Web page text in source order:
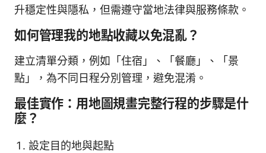
升穩定性與隱私，但需遵守當地法律與服務條款。
如何管理我的地點收藏以免混亂？
建立清單分類，例如「住宿」、「餐廳」、「景
點」，為不同日程分別管理，避免混淆。
最佳實作：用地圖規畫完整行程的步驟是什
麼？
設定目的地與起點